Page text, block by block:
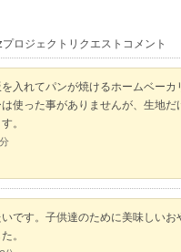
ロジェクトリクエストコメント
入れてパンが焼けるホームベーカ
使った事がありませんが、生地
。
です。子供達のために美味しい
。